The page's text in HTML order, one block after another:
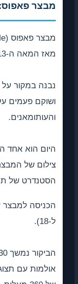
פאפוס:
ה-13.
על ידי
פעמים על ידי
הוא אחד הסמלים
של המבצר על רקע
של תמונת
הביקור
עם תצוגת